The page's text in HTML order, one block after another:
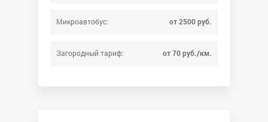
Микроавтобус: от 2500 руб.
Загородный тариф: от 70 руб./км.